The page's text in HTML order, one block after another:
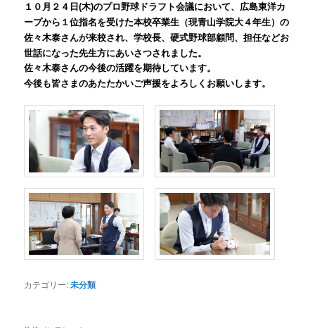
１０月２４日(木)のプロ野球ドラフト会議において、広島東洋カ
ープから１位指名を受けた本校卒業生（現青山学院大４年生）の
佐々木泰さんが来校され、学校長、硬式野球部顧問、担任などお
世話になった先生方にあいさつされました。
佐々木泰さんの今後の活躍を期待しています。
今後も皆さまのあたたかいご声援をよろしくお願いします。
カテゴリー:未分類